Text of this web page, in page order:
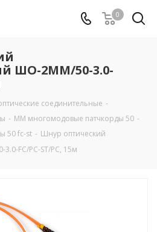
0
ШО-2MM/50-3.0-
соединительные -
- ММ многомодовые патчкорды 50 -
50 fc-st - Шнур оптический
FC/PC-ST/PC, 15м